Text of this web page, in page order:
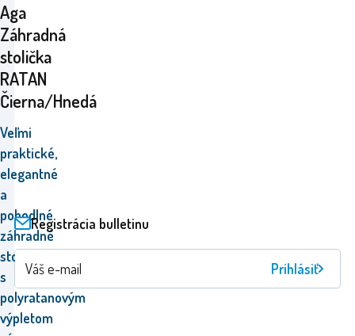
Aga
Záhradná
stolička
RATAN
Čierna/Hnedá
Veľmi
praktické,
elegantné
a
pohodlné
záhradné
stoličky
s
polyratanovým
výpletom
Registrácia bulletinu
Prihlásiť